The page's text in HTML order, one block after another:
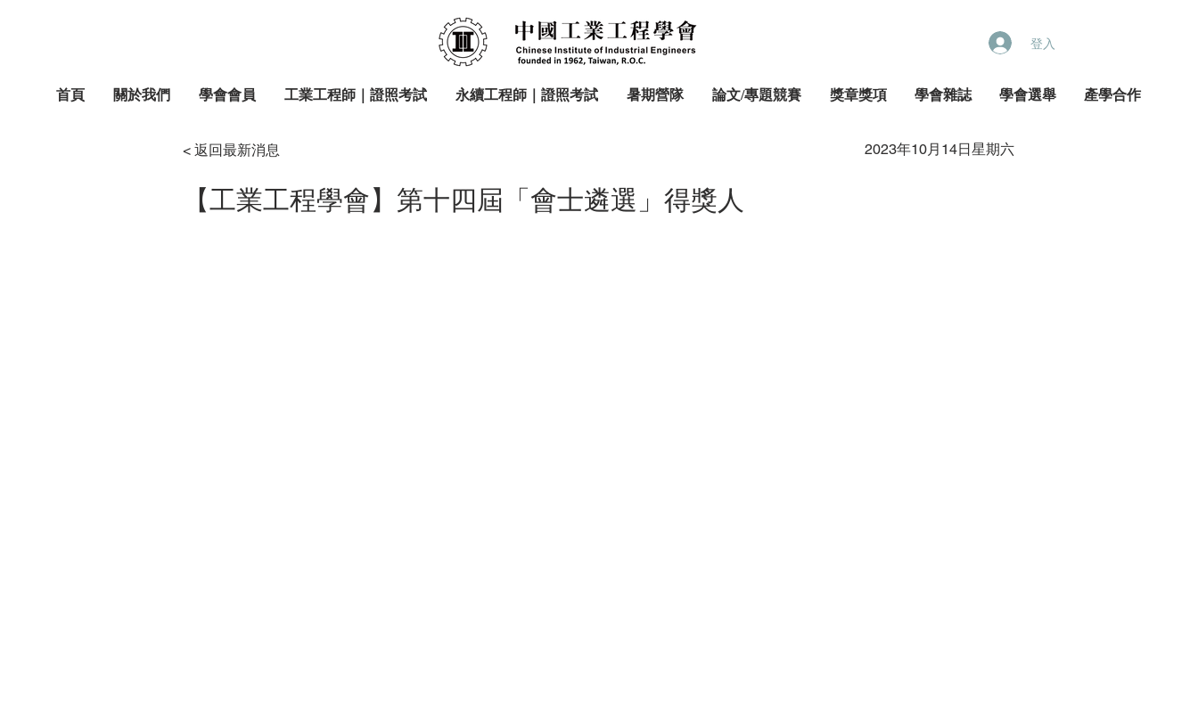
登入
首頁 關於我們 學會會員 工業工程師｜證照考試 永續工程師｜證照考試 暑期營隊 論文/專題競賽 獎章獎項 學會雜誌 學會選舉 產學合作
< 返回最新消息 2023年10月14日星期六
【工業工程學會】第十四屆「會士遴選」得獎人